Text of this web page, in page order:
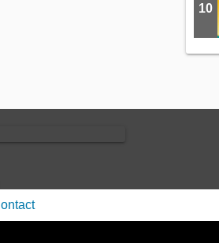
10